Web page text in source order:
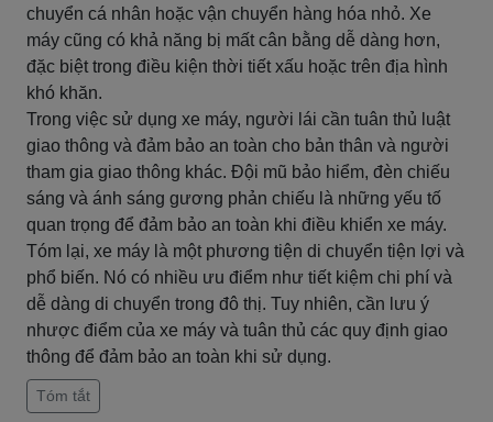
chuyển cá nhân hoặc vận chuyển hàng hóa nhỏ. Xe
máy cũng có khả năng bị mất cân bằng dễ dàng hơn,
đặc biệt trong điều kiện thời tiết xấu hoặc trên địa hình
khó khăn.
Trong việc sử dụng xe máy, người lái cần tuân thủ luật
giao thông và đảm bảo an toàn cho bản thân và người
tham gia giao thông khác. Đội mũ bảo hiểm, đèn chiếu
sáng và ánh sáng gương phản chiếu là những yếu tố
quan trọng để đảm bảo an toàn khi điều khiển xe máy.
Tóm lại, xe máy là một phương tiện di chuyển tiện lợi và
phổ biến. Nó có nhiều ưu điểm như tiết kiệm chi phí và
dễ dàng di chuyển trong đô thị. Tuy nhiên, cần lưu ý
nhược điểm của xe máy và tuân thủ các quy định giao
thông để đảm bảo an toàn khi sử dụng.
Tóm tắt